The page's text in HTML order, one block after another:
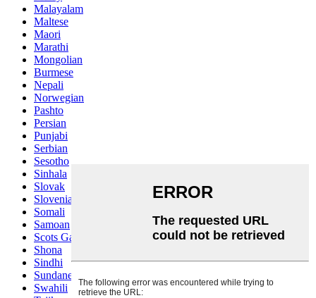
Malayalam
Maltese
Maori
Marathi
Mongolian
Burmese
Nepali
Norwegian
Pashto
Persian
Punjabi
Serbian
Sesotho
Sinhala
Slovak
Slovenian
Somali
Samoan
Scots Gaelic
Shona
Sindhi
Sundanese
Swahili